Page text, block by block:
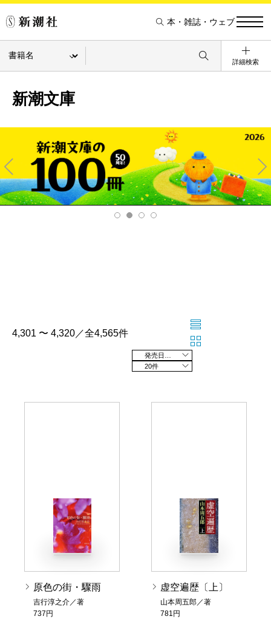
本・雑誌・ウェブ
詳細検索
新潮文庫
Pre
v
Ne
xt
4,301 〜 4,320／全4,565件
20件
原色の街・驟雨
吉行淳之介／著
737円
虚空遍歴〔上〕
山本周五郎／著
781円